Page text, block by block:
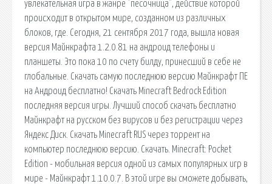
увлекательная игра в жанре "песочница", действие которой
происходит в открытом мире, созданном из различных
блоков, где. Сегодня, 21 сентября 2017 года, вышла новая
версия Майнкрафта 1.2.0.81 на андроид телефоны и
планшеты. Это пока 10 по счету билду, принесший в себе не
глобальные. Скачать самую последнюю версию Майнкрафт ПЕ
на Андроид бесплатно! Скачать Minecraft Bedrock Edition
последняя версия игры. Лучший способ скачать бесплатно
Майнкрафт на русском без вирусов и без регистрации через
Яндекс Диск. Скачать Minecraft RUS через торрент на
компьютер последнюю версию. Скачать. Minecraft: Pocket
Edition - мобильная версия одной из самых популярных игр в
мире - Майнкрафт 1.10.0.7. В этой игре вы сможете добывать,